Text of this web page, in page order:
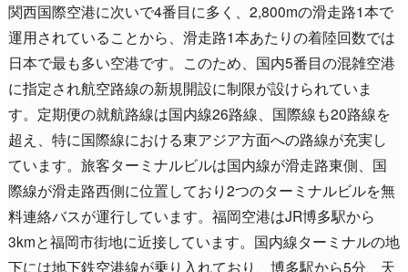
関西国際空港に次いで4番目に多く、2,800mの滑走路1本で
運用されていることから、滑走路1本あたりの着陸回数では
日本で最も多い空港です。このため、国内5番目の混雑空港
に指定され航空路線の新規開設に制限が設けられていま
す。定期便の就航路線は国内線26路線、国際線も20路線を
超え、特に国際線における東アジア方面への路線が充実し
ています。旅客ターミナルビルは国内線が滑走路東側、国
際線が滑走路西側に位置しており2つのターミナルビルを無
料連絡バスが運行しています。福岡空港はJR博多駅から
3kmと福岡市街地に近接しています。国内線ターミナルの地
下には地下鉄空港線が乗り入れており、博多駅から5分、天